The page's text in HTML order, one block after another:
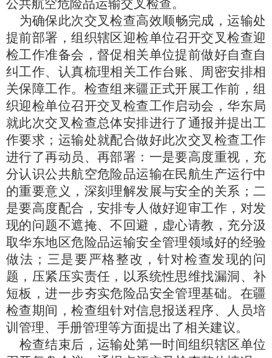
公共航空危险品运输交叉检查。
为确保此次交叉检查高效顺畅完成，运输处
提前部署，组织辖区迎检单位召开交叉检查迎
检工作准备会，督促相关单位提前做好自查自
纠工作、认真梳理相关工作台账、周密安排相
关保障工作。检查组来疆正式开展工作前，组
织迎检单位召开交叉检查工作启动会，华东局
就此次交叉检查总体安排进行了通报并提出工
作要求；运输处就配合做好此次交叉检查工作
进行了再动员、再部署：一是要高度重视，充
分认识公共航空危险品运输在民航生产运行中
的重要意义，深刻理解发展与安全的关系；二
是要高度配合，安排专人做好迎审工作，对发
现的问题不遮掩、不回避，虚心请教，充分汲
取华东地区危险品运输安全管理领域好的经验
做法；三是要严格整改，针对检查发现的问
题，压紧压实责任，以系统性思维找漏洞、补
短板，进一步夯实危险品安全管理基础。在疆
检查期间，检查组针对信息报送程序、人员培
训管理、手册管理等方面提出了相关建议。
检查结束后，运输处第一时间组织辖区单位
加
浪
键
打
开
导
盲
模
式